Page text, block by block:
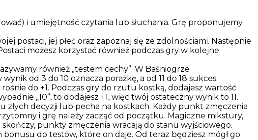
i umiejętność czytania lub słuchania. Grę proponujemy
postaci, jej płeć oraz zapoznaj się ze zdolnościami. Następnie
możesz korzystać również podczas gry w kolejne
również „testem cechy”. W Baśniogrze
od 3 do 10 oznacza porażkę, a od 11 do 18 sukces.
do +1. Podczas gry do rzutu kostką, dodajesz wartość
„10”, to dodajesz +1, więc twój ostateczny wynik to 11.
decyzji lub pecha na kostkach. Każdy punkt zmęczenia
i grę należy zacząć od początku. Magiczne mikstury,
punkty zmęczenia wracają do stanu wyjściowego.
do testów, które on daje. Od teraz będziesz mógł go